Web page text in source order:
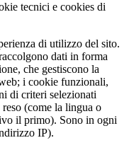
tecnici e cookies di
di utilizzo del sito.
dati in forma
che gestiscono la
i cookie funzionali,
di criteri selezionati
(come la lingua o
il primo). Sono in ogni
IP).